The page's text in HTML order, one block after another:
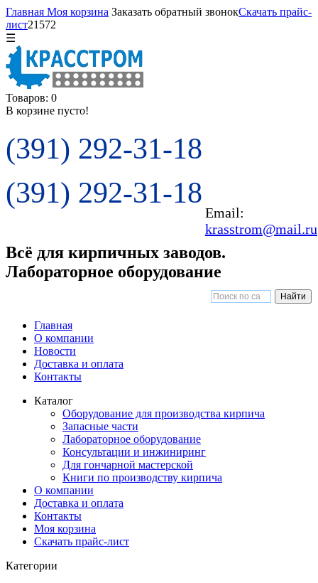
Главная Моя корзина Заказать обратный звонокСкачать прайс-
лист21572
☰
Товаров: 0
В корзине пусто!
(391) 292-31-18
(391) 292-31-18
Email:
krasstrom@mail.ru
Всё для кирпичных заводов.
Лабораторное оборудование
Главная
О компании
Новости
Доставка и оплата
Контакты
Каталог
Оборудование для производства кирпича
Запасные части
Лабораторное оборудование
Консультации и инжиниринг
Для гончарной мастерской
Книги по производству кирпича
О компании
Доставка и оплата
Контакты
Моя корзина
Скачать прайс-лист
Категории